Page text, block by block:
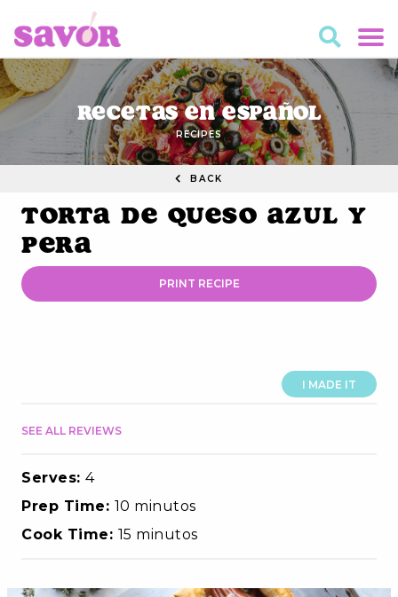
Recetas en Español
RECIPES
BACK
Torta de Queso Azul y
Pera
PRINT RECIPE
I MADE IT
SEE ALL REVIEWS
Serves: 4
Prep Time: 10 minutos
Cook Time: 15 minutos